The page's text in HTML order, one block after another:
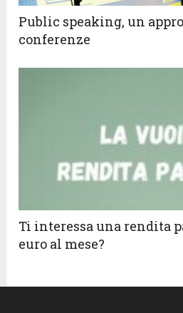
Public speaking, un
conferenze
Ti interessa una rendita
euro al mese?